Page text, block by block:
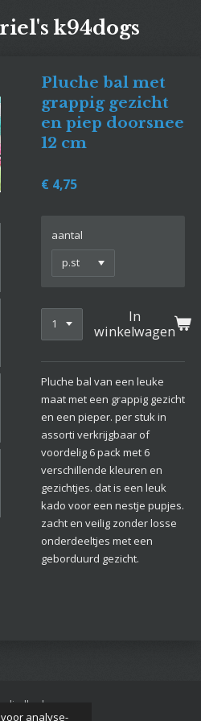
analyse-
k94dogs
Pluche bal met
grappig gezicht
en piep doorsnee
12 cm
€ 4,75
aantal
In
winkelwagen
Pluche bal van een leuke
maat met een grappig gezicht
en een pieper. per stuk in
assorti verkrijgbaar of
voordelig 6 pack met 6
verschillende kleuren en
gezichtjes. dat is een leuk
kado voor een nestje pupjes.
zacht en veilig zonder losse
onderdeeltjes met een
geborduurd gezicht.